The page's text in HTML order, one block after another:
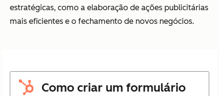
estratégicas, como a elaboração de ações publicitárias
mais eficientes e o fechamento de novos negócios.
Como criar um formulário